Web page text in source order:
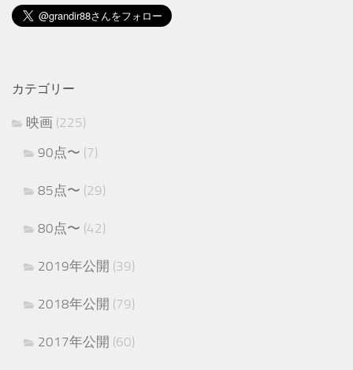
カテゴリー
映画 (225)
90点〜 (7)
85点〜 (29)
80点〜 (42)
2019年公開 (39)
2018年公開 (79)
2017年公開 (60)